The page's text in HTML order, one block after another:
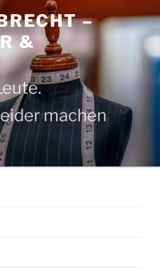
–
&
machen